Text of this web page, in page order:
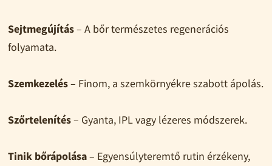
Sejtmegújítás– A bőr természetes regenerációs
folyamata.
Szemkezelés– Finom, a szemkörnyékre szabott ápolás.
Szőrtelenítés– Gyanta, IPL vagy lézeres módszerek.
Tinik bőrápolása– Egyensúlyteremtő rutin érzékeny,